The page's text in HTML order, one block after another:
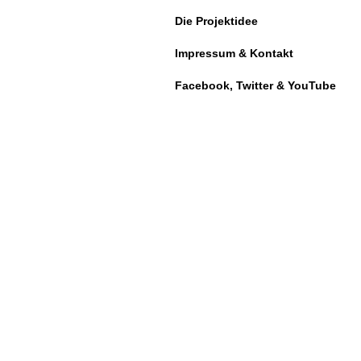
Die Projektidee
Impressum & Kontakt
Facebook, Twitter & YouTube